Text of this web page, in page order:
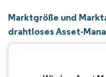
Marktgröße und
drahtloses Asset-